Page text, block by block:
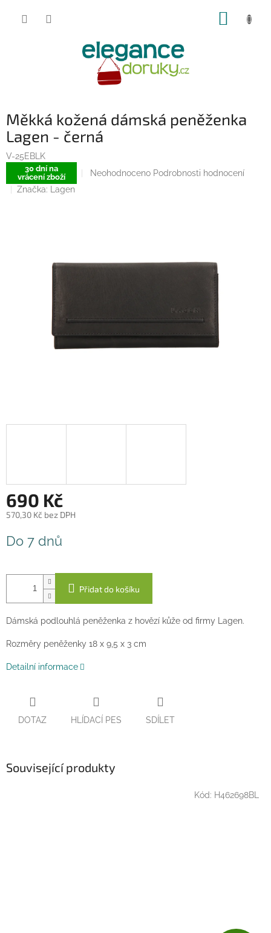
Měkká kožená dámská peněženka
Lagen - černá
V-25EBLK
30 dní na
vrácení zboží
Průměrné
Neohodnoceno Podrobnosti hodnocení
Značka: Lagen
690 Kč
570,30 Kč bez DPH
cena:
Do 7 dnů
Přidat do košíku
Dámská podlouhlá peněženka z hovězí kůže od firmy Lagen.
Rozměry peněženky 18 x 9,5 x 3 cm
Detailní informace
DOTAZ HLÍDACÍ PES SDÍLET
Související produkty
Kód: H462698BL